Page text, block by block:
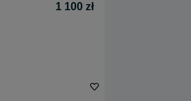
1 100 zł